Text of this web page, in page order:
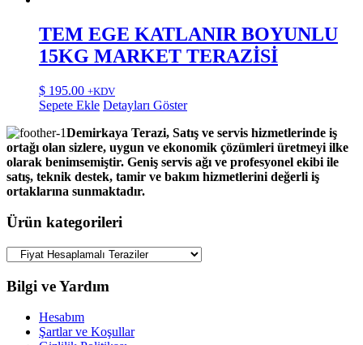
TEM EGE KATLANIR BOYUNLU
15KG MARKET TERAZİSİ
$ 195.00 +KDV
Sepete Ekle Detayları Göster
Demirkaya Terazi, Satış ve servis hizmetlerinde iş
ortağı olan sizlere, uygun ve ekonomik çözümleri üretmeyi ilke
olarak benimsemiştir. Geniş servis ağı ve profesyonel ekibi ile
satış, teknik destek, tamir ve bakım hizmetlerini değerli iş
ortaklarına sunmaktadır.
Ürün kategorileri
Bilgi ve Yardım
Hesabım
Şartlar ve Koşullar